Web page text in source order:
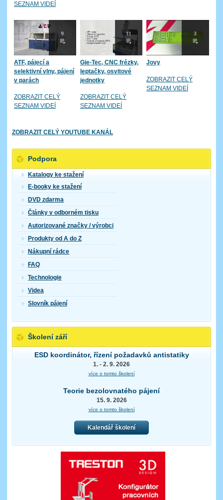
SEZNAM VIDEÍ
ATF, pájecí a
selektivní vlny, pájení
v parách
ZOBRAZIT CELÝ
SEZNAM VIDEÍ
Gie-Tec, CNC frézky,
leptačky, osvitové
jednotky
ZOBRAZIT CELÝ
SEZNAM VIDEÍ
Jovy
ZOBRAZIT CELÝ
SEZNAM VIDEÍ
ZOBRAZIT CELÝ YOUTUBE KANÁL
Podpora
Katalogy ke stažení
E-booky ke stažení
DVD zdarma
Články v odborném tisku
Autorizované značky / výrobci
Produkty od A do Z
Nákupní rádce
FAQ
Technologie
Videa
Slovník pájení
Školení září
ESD koordinátor, řízení požadavků antistatiky
1. - 2. 9. 2026
více o tomto školení
Teorie bezolovnatého pájení
15. 9. 2026
více o tomto školení
Kalendář školení